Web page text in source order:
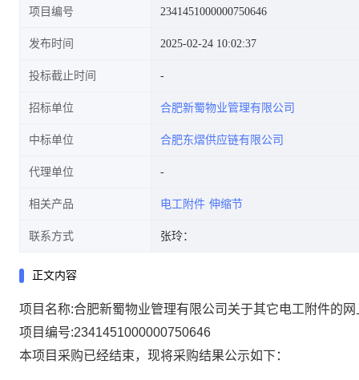
项目编号 2341451000000750646
发布时间 2025-02-24 10:02:37
投标截止时间
招标单位 合肥新蜀物业管理有限公司
中标单位 合肥东熠供应链有限公司
代理单位
相关产品 电工附件 伸缩节
联系方式 张玲：
正文内容
项目名称:合肥新蜀物业管理有限公司关于其它电工附件的
项目编号:2341451000000750646
本项目采购已经结束，现将采购结果公示如下：